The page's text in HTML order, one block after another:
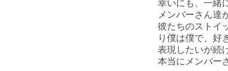
幸いにも、一緒
メンバーさん達
彼たちのストイ
り僕は僕で、好
表現したいが続
本当にメンバー